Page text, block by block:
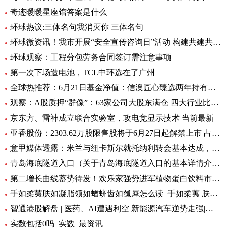
奇迹暖暖星座馆答案是什么
环球热议:三体名句我消灭你 三体名句
环球微资讯！我市开展“安全宣传咨询日”活动 构建共建共治共享安全生产格局
环球观察：工程分包劳务合同签订需注意事项
第一次下场造电池，TCL中环选在了广州
全球热推荐：6月21日基金净值：信澳匠心臻选两年持有期混合最新净值1.1771，跌4.47%
观察：A股质押“群像”：63家公司大股东满仓 四大行业比例大降
京东方、雷神成立联合实验室，攻电竞显示技术 当前最新
亚香股份：2303.62万股限售股将于6月27日起解禁上市 占公司总股本的28.51%
意甲媒体透露：米兰与纽卡斯尔就托纳利转会基本达成，球员已答应 环球新资讯
青岛海底隧道入口（关于青岛海底隧道入口的基本详情介绍）
第二增长曲线蓄势待发！欢乐家强势进军植物蛋白饮料市场 今日热讯
手如柔荑肤如凝脂领如蝤蛴齿如瓠犀怎么读_手如柔荑 肤如凝脂 领如蝤蛴 齿如瓠犀 螓首蛾眉 巧笑倩兮 美
智通港股解盘 | 医药、AI遭遇利空 新能源汽车逆势走强|环球播资讯
实数包括0吗_实数_最资讯